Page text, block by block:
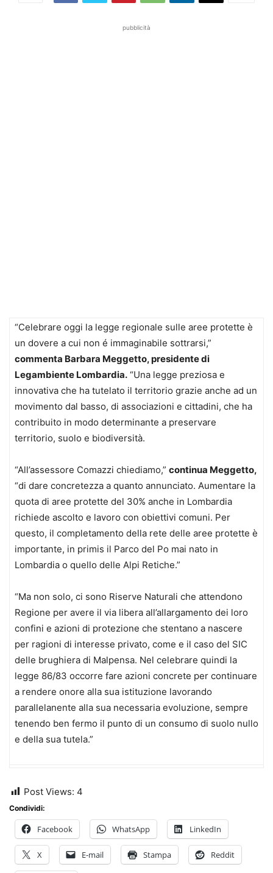
pubblicità
“Celebrare oggi la legge regionale sulle aree protette è
un dovere a cui non é immaginabile sottrarsi,”
commenta Barbara Meggetto, presidente di
Legambiente Lombardia. “Una legge preziosa e
innovativa che ha tutelato il territorio grazie anche ad un
movimento dal basso, di associazioni e cittadini, che ha
contribuito in modo determinante a preservare
territorio, suolo e biodiversità.
“All’assessore Comazzi chiediamo,” continua Meggetto,
“di dare concretezza a quanto annunciato. Aumentare la
quota di aree protette del 30% anche in Lombardia
richiede ascolto e lavoro con obiettivi comuni. Per
questo, il completamento della rete delle aree protette è
importante, in primis il Parco del Po mai nato in
Lombardia o quello delle Alpi Retiche.”
“Ma non solo, ci sono Riserve Naturali che attendono
Regione per avere il via libera all’allargamento dei loro
confini e azioni di protezione che stentano a nascere
per ragioni di interesse privato, come e il caso del SIC
delle brughiera di Malpensa. Nel celebrare quindi la
legge 86/83 occorre fare azioni concrete per continuare
a rendere onore alla sua istituzione lavorando
parallelanente alla sua necessaria evoluzione, sempre
tenendo ben fermo il punto di un consumo di suolo nullo
e della sua tutela.”
Post Views: 4
Condividi:
Facebook WhatsApp LinkedIn
X E-mail Stampa Reddit